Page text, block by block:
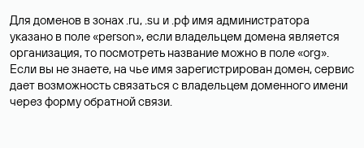
Для доменов в зонах .ru, .su и .рф имя администратора
указано в поле «person», если владельцем домена является
организация, то посмотреть название можно в поле «org».
Если вы не знаете, на чье имя зарегистрирован домен, сервис
дает возможность связаться с владельцем доменного имени
через форму обратной связи.